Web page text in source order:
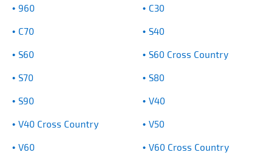
960 C30
C70 S40
S60 S60 Cross Country
S70 S80
S90 V40
V40 Cross Country V50
V60 V60 Cross Country